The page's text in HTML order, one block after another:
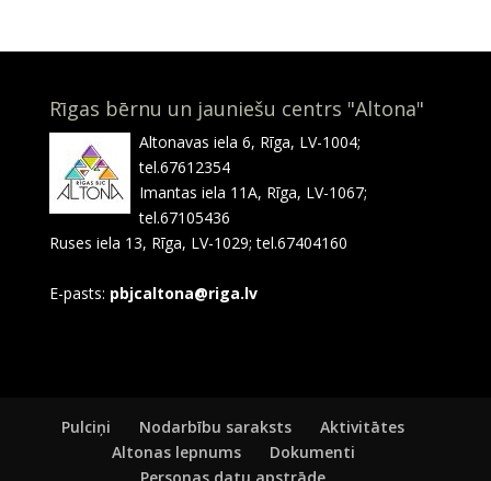
Rīgas bērnu un jauniešu centrs "Altona"
Altonavas iela 6, Rīga, LV-1004;
tel.67612354
Imantas iela 11A, Rīga, LV-1067;
tel.67105436
Ruses iela 13, Rīga, LV-1029; tel.67404160
E-pasts: pbjcaltona@riga.lv
Pulciņi Nodarbību saraksts
Aktivitātes
Altonas lepnums
Dokumenti